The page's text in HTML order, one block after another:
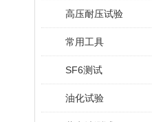
高压耐压试验
常用工具
SF6测试
油化试验